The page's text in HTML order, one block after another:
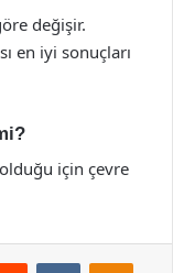
değişir.
en iyi sonuçları
için çevre
Reddit VKontakte